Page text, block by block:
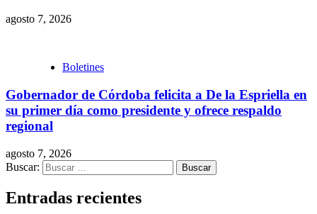
agosto 7, 2026
Boletines
Gobernador de Córdoba felicita a De la Espriella en
su primer día como presidente y ofrece respaldo
regional
agosto 7, 2026
Buscar:
Entradas recientes